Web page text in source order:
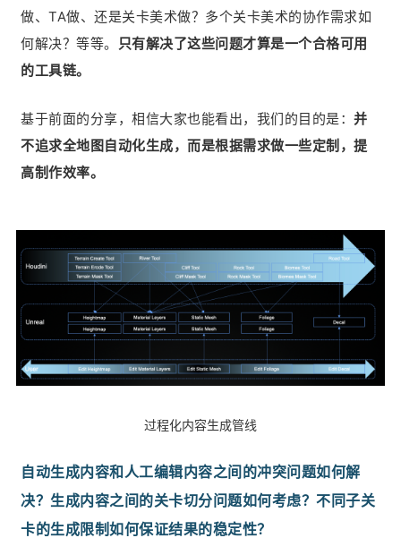
做、TA做、还是关卡美术做？多个关卡美术的协作需求如
何解决？等等。
只有解决了这些问题才算是一个合格可用
的工具链。
基于前面的分享，相信大家也能看出，我们的目的是： 并
不追求全地图自动化生成，而是根据需求做一些定制，提
高制作效率。
过程化内容生成管线
自动生成内容和人工编辑内容之间的冲突问题如何解
决？生成内容之间的关卡切分问题如何考虑？不同子关
卡的生成限制如何保证结果的稳定性？